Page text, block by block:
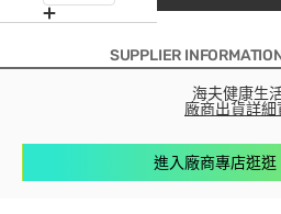
SUPPLIER
海夫健康生
廠商出貨詳細
進入廠商專店逛逛